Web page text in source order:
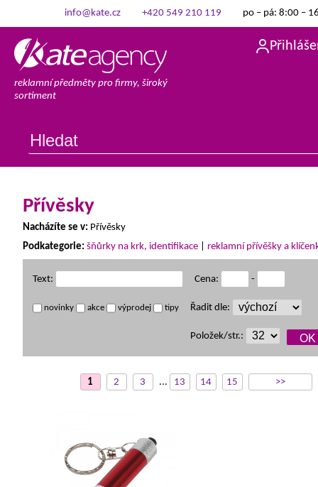
info@kate.cz +420 549 210 119 po – pá: 8:00 –
reklamní předměty pro firmy, široký
sortiment
Přívěsky
Nacházíte se v: Přívěsky
Podkategorie: šňůrky na krk, identifikace reklamní přívěšky a
Text: Cena: -
novinky akce výprodej tipy Řadit dle:
Položek/str.:
1 2 3 ... 13 14 15 >>